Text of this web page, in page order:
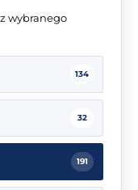
wybranego
134
32
191